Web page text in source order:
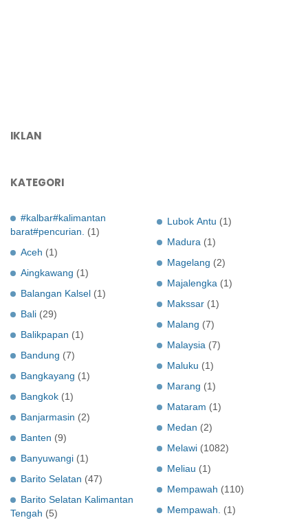
IKLAN
KATEGORI
#kalbar#kalimantan
barat#pencurian.
(1)
Aceh (1)
Aingkawang (1)
Balangan Kalsel (1)
Bali (29)
Balikpapan (1)
Bandung (7)
Bangkayang (1)
Bangkok (1)
Banjarmasin (2)
Banten (9)
Banyuwangi (1)
Barito Selatan (47)
Barito Selatan Kalimantan
Tengah (5)
Lubok Antu (1)
Madura (1)
Magelang (2)
Majalengka (1)
Makssar (1)
Malang (7)
Malaysia (7)
Maluku (1)
Marang (1)
Mataram (1)
Medan (2)
Melawi (1082)
Meliau (1)
Mempawah (110)
Mempawah.
(1)